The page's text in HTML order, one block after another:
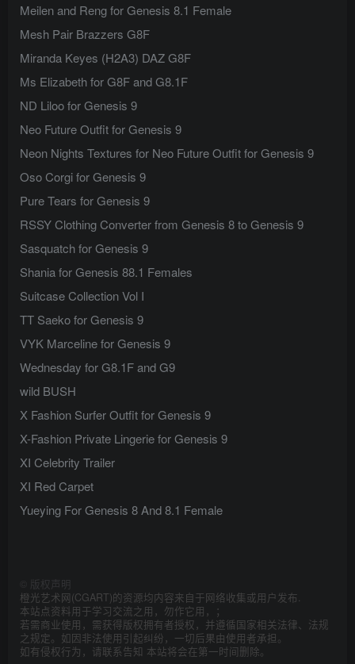
Meilen and Reng for Genesis 8.1 Female
Mesh Pair Brazzers G8F
Miranda Keyes (H2A3) DAZ G8F
Ms Elizabeth for G8F and G8.1F
ND Liloo for Genesis 9
Neo Future Outfit for Genesis 9
Neon Nights Textures for Neo Future Outfit for Genesis 9
Oso Corgi for Genesis 9
Pure Tears for Genesis 9
RSSY Clothing Converter from Genesis 8 to Genesis 9
Sasquatch for Genesis 9
Shania for Genesis 88.1 Females
Suitcase Collection Vol I
TT Saeko for Genesis 9
VYK Marceline for Genesis 9
Wednesday for G8.1F and G9
wild BUSH
X Fashion Surfer Outfit for Genesis 9
X-Fashion Private Lingerie for Genesis 9
XI Celebrity Trailer
XI Red Carpet
Yueying For Genesis 8 And 8.1 Female
版权声明
橙光艺术网(CGART)的资源均内容来自于网络收集或用户发布.
本站点资料用于学习交流之用，勿作它用，；
若需商业使用，需获得版权拥有者授权，并遵循国家相关法律、法规
之规定。如因非法使用引起纠纷，一切后果由使用者承担。
如有侵权行为，请联系告知 本站将会在第一时间删除。